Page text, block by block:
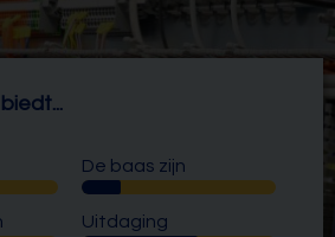
De baas zijn
Uitdaging